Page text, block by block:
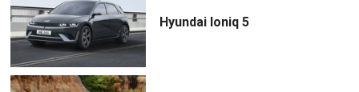
Hyundai Ioniq 5